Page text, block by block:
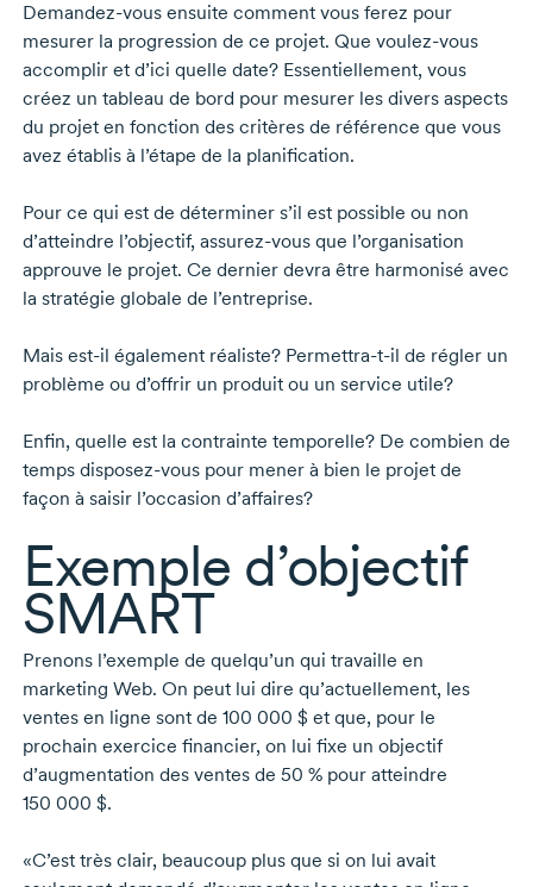
Demandez-vousensuite comment vous ferez pour
mesurer la progression de ce projet. Que voulez-vous
accomplir et d’ici quelle date? Essentiellement, vous
créez un tableau de bord pour mesurer les divers aspects
du projet en fonction des critères de référence que vous
avez établis à l’étape de la planification.
Pour ce qui est de déterminer s’il est possible ou non
d’atteindre l’objectif, assurez-vous que l’organisation
approuve le projet. Ce dernier devra être harmonisé avec
la stratégie globale de l’entreprise.
Mais est-il également réaliste? Permettra-t-il de régler un
problème ou d’offrir un produit ou un service utile?
Enfin, quelle est la contrainte temporelle? De combien de
temps disposez-vouspour mener à bien le projet de
façon à saisir l’occasion d’affaires?
Exemple d’objectif
SMART
Prenons l’exemple de quelqu’un qui travaille en
marketing Web. On peut lui dire qu’actuellement, les
ventes en ligne sont de 100 000 $ et que, pour le
prochain exercice financier, on lui fixe un objectif
d’augmentation des ventes de 50 %pour atteindre
150 000 $.
«C’est très clair, beaucoup plus que si on lui avait